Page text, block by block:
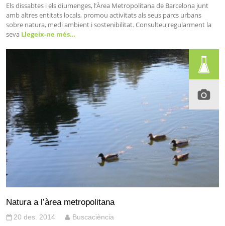
Els dissabtes i els diumenges, l’Àrea Metropolitana de Barcelona junt
amb altres entitats locals, promou activitats als seus parcs urbans
sobre natura, medi ambient i sostenibilitat. Consulteu regularment la
seva Llegeix-ne més…
Natura a l’àrea metropolitana
20 des. 2014 Buscaciència